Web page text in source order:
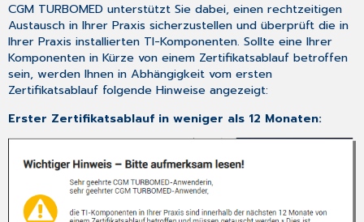
CGM TURBOMED unterstützt Sie dabei, einen rechtzeitigen
Austausch in Ihrer Praxis sicherzustellen und überprüft die in
Ihrer Praxis installierten TI-Komponenten. Sollte eine Ihrer
Komponenten in Kürze von einem Zertifikatsablauf betroffen
sein, werden Ihnen in Abhängigkeit vom ersten
Zertifikatsablauf folgende Hinweise angezeigt:
Erster Zertifikatsablauf in weniger als 12 Monaten: